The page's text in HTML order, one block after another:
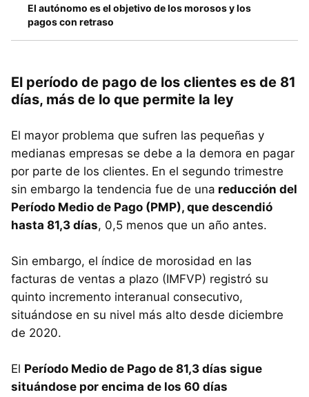
El autónomo es el objetivo de los morosos y los
pagos con retraso
El período de pago de los clientes es de 81
días, más de lo que permite la ley
El mayor problema que sufren las pequeñas y
medianas empresas se debe a la demora en pagar
por parte de los clientes. En el segundo trimestre
sin embargo la tendencia fue de una reducción del
Período Medio de Pago (PMP), que descendió
hasta 81,3 días, 0,5 menos que un año antes.
Sin embargo, el índice de morosidad en las
facturas de ventas a plazo (IMFVP) registró su
quinto incremento interanual consecutivo,
situándose en su nivel más alto desde diciembre
de 2020.
El Período Medio de Pago de 81,3 días sigue
situándose por encima de los 60 días